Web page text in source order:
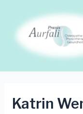
springen
Katrin
Navigation